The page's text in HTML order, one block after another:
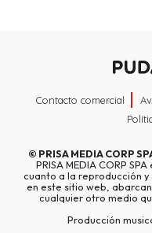
Contacto comercial
© PRISA MEDIA CORP
PRISA MEDIA CORP
cuanto a la reproducción
en este sitio web,
cualquier otro medio
Producción